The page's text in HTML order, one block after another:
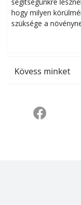
segítségünkre
hogy milyen
szüksége a
Kövess minket